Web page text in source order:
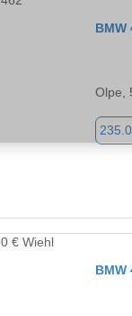
BMW
Olpe,
BMW